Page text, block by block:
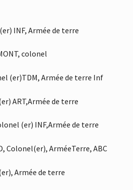
INF, Armée de terre
colonel
(er)TDM, Armée de terre Inf
ART,Armée de terre
(er) INF,Armée de terre
Colonel(er), ArméeTerre, ABC
Armée de terre